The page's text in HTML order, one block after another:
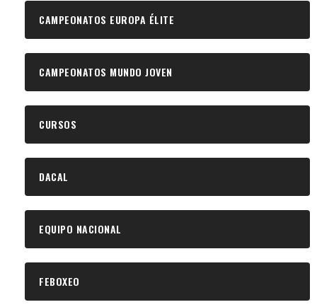
CAMPEONATOS EUROPA ÉLITE
CAMPEONATOS MUNDO JOVEN
CURSOS
DACAL
EQUIPO NACIONAL
FEBOXEO